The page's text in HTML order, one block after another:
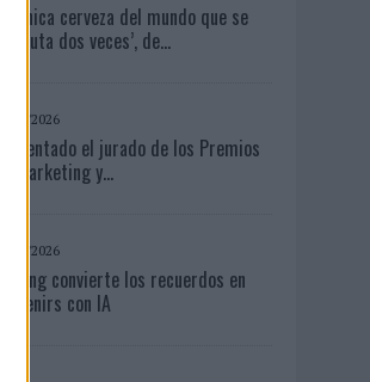
‘La única cerveza del mundo que se
disfruta dos veces’, de...
03/08/2026
Presentado el jurado de los Premios
de Marketing y...
07/08/2026
Vueling convierte los recuerdos en
souvenirs con IA